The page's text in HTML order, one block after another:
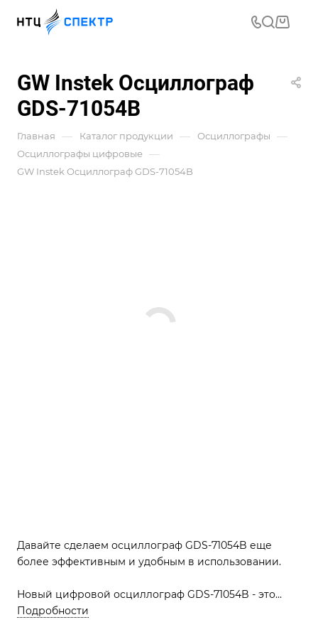
GW Instek Осциллограф
GDS-71054B
Главная — Каталог продукции — Осциллографы —
Осциллографы цифровые —
GW Instek Осциллограф GDS-71054B
Давайте сделаем осциллограф GDS-71054B еще
более эффективным и удобным в использовании.
Новый цифровой осциллограф GDS-71054B - это
мощный инструмент для анализа сигналов,
Подробности